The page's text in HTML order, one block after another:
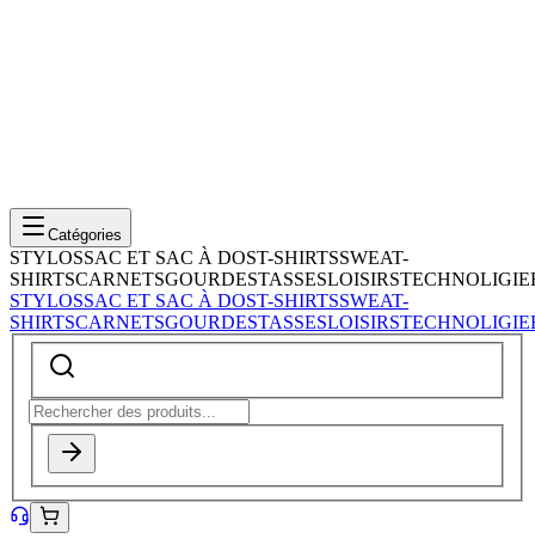
Catégories
STYLOSSAC ET SAC À DOST-SHIRTSSWEAT-
SHIRTSCARNETSGOURDESTASSESLOISIRSTECHNOLIGIE
STYLOSSAC ET SAC À DOST-SHIRTSSWEAT-
SHIRTSCARNETSGOURDESTASSESLOISIRSTECHNOLIGIE